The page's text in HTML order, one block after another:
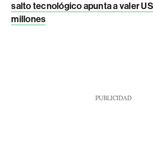
salto tecnológico apunta a valer
millones
PUBLICIDAD